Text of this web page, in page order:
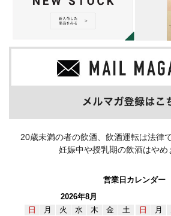
20歳未満の者の飲酒、飲酒運転は法律
妊娠中や授乳期の飲酒はやめ
営業日カレンダー
2026年8月
日
月 火 水 木 金
土
日
月